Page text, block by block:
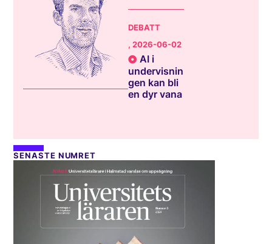
DEBATT
, 2026-06-02
AI i
undervisnin
gen kan bli
en dyr vana
SENASTE NUMRET